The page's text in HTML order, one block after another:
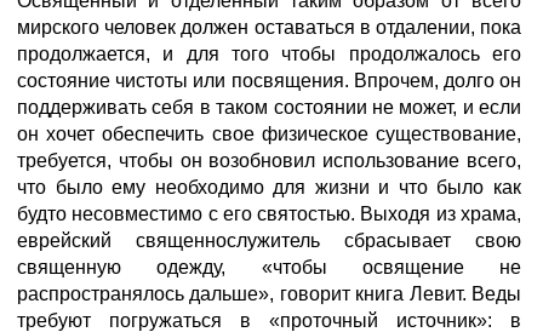
мирского человек должен оставаться в отдалении, пока
продолжается, и для того чтобы продолжалось его
состояние чистоты или посвящения. Впрочем, долго он
поддерживать себя в таком состоянии не может, и если
он хочет обеспечить свое физическое существование,
требуется, чтобы он возобновил использование всего,
что было ему необходимо для жизни и что было как
будто несовместимо с его святостью. Выходя из храма,
еврейский священнослужитель сбрасывает свою
священную одежду, «чтобы освящение не
распространялось дальше», говорит книга Левит. Веды
требуют погружаться в «проточный источник»: в